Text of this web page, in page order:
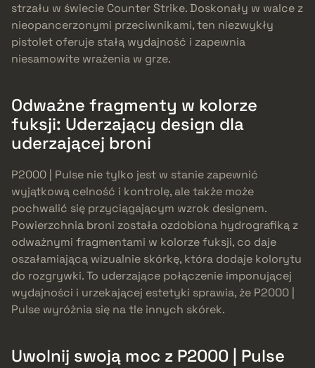
strzału w świecie Counter Strike. Doskonały w walce z
nieopancerzonymi przeciwnikami, ten niezwykły
pistolet oferuje stałą wydajność i zapewnia
niesamowite wrażenia w grze.
Odważne fragmenty w kolorze
fuksji: Uderzający design dla
uderzającej broni
P2000 | Pulse nie tylko jest w stanie zapewnić
wyjątkową celność i kontrolę, ale także może
pochwalić się przyciągającym wzrok designem.
Powierzchnia broni została ozdobiona hydrografiką z
odważnymi fragmentami w kolorze fuksji, co daje
oszałamiającą wizualnie skórkę, która dodaje kolorytu
do rozgrywki. To uderzające połączenie imponującej
wydajności i urzekającej estetyki sprawia, że P2000 |
Pulse wyróżnia się na tle innych skórek.
Uwolnij swoją moc z P2000 | Pulse